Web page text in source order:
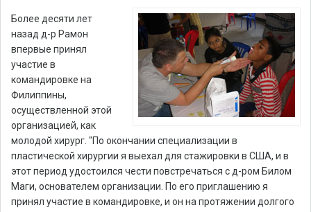
Более десяти лет
назад д-р Рамон
впервые принял
участие в
командировке на
Филиппины,
осуществленной этой
организацией, как
молодой хирург. "По окончании специализации в
пластической хирургии я выехал для стажировки в США, и в
этот период удостоился чести повстречаться с д-ром Билом
Маги, основателем организации. По его приглашению я
принял участие в командировке, и он на протяжении долгого